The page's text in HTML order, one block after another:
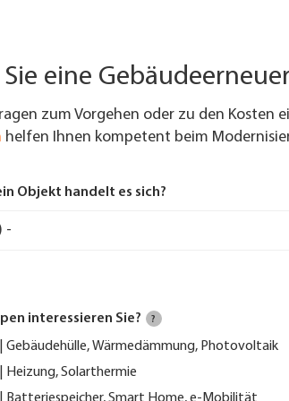
eine
zum Vorgehen oder zu den Kosten
helfen Ihnen kompetent beim
Objekt handelt es sich?
interessieren Sie? ?
Gebäudehülle, Wärmedämmung, Photovoltaik
Heizung, Solarthermie